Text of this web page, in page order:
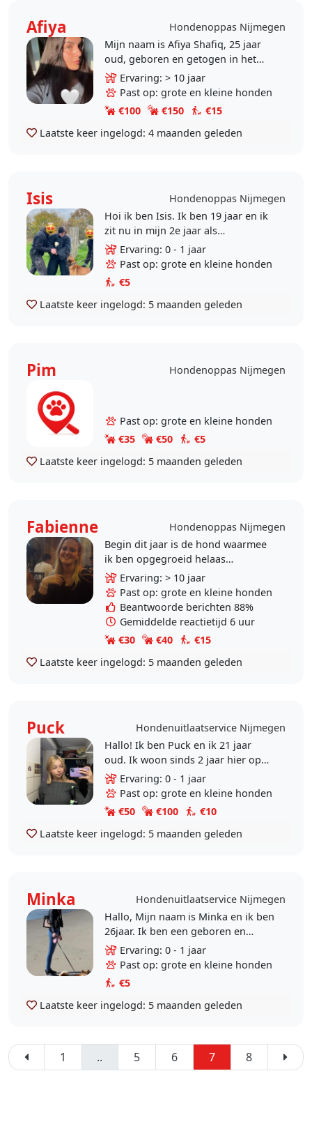
Afiya
Hondenoppas Nijmegen
Mijn naam is Afiya Shafiq, 25 jaar
oud, geboren en getogen in het
prachtige Nijmegen. Ik ben een
enorme dierenliefhebber en heb
zelf een hele lieve..
Ervaring: > 10 jaar
Past op: grote en kleine honden
€100
€150
€15
Laatste keer ingelogd: 4 maanden geleden
Isis
Hondenoppas Nijmegen
Hoi ik ben Isis. Ik ben 19 jaar en ik
zit nu in mijn 2e jaar als
Werkhondenprofessional. Later wil
ik ook hondentrainer worden dus
vond ik dit een..
Ervaring: 0 - 1 jaar
Past op: grote en kleine honden
€5
Laatste keer ingelogd: 5 maanden geleden
Pim Hondenoppas Nijmegen
Past op: grote en kleine honden
€35
€50
€5
Laatste keer ingelogd: 5 maanden geleden
Fabienne
Hondenoppas Nijmegen
Begin dit jaar is de hond waarmee
ik ben opgegroeid helaas
overleden. Elke hondeneigenaar
weet hoe belangrijk een hond voor
je kan zijn en het kan..
Ervaring: > 10 jaar
Past op: grote en kleine honden
Beantwoorde berichten 88%
Gemiddelde reactietijd 6 uur
€30
€40
€15
Laatste keer ingelogd: 5 maanden geleden
Puck
Hondenuitlaatservice Nijmegen
Hallo! Ik ben Puck en ik 21 jaar
oud. Ik woon sinds 2 jaar hier op
kamers in Nijmegen & op dit
moment heb ik een tussenjaar. Ik
ben zelf een..
Ervaring: 0 - 1 jaar
Past op: grote en kleine honden
€50
€100
€10
Laatste keer ingelogd: 5 maanden geleden
Minka
Hondenuitlaatservice Nijmegen
Hallo, Mijn naam is Minka en ik ben
26jaar. Ik ben een geboren en
getogen Nijmegenaar en woon
sinds kort in het centrum.
Momenteel heb ik wat extra..
Ervaring: 0 - 1 jaar
Past op: grote en kleine honden
€5
Laatste keer ingelogd: 5 maanden geleden
1 .. 5 6 7 8